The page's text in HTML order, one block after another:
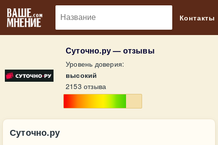
Контакты
Суточно.ру — отзывы
Уровень доверия:
высокий
2153 отзыва
Суточно.ру